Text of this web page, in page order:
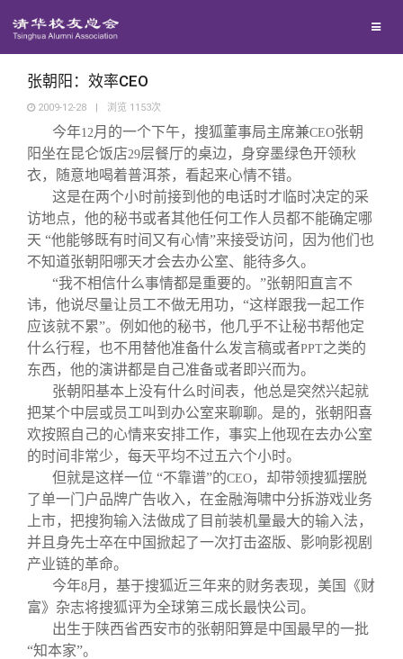
年级联络
院系校友工作
专业委员会
兴趣群体
西南联大校友会
回馈母校
捐赠项目
捐赠新闻
捐赠纪事
捐赠方法
义工计划
媒体平台
《清华校友通讯》
《水木清华》
我要订阅
新媒体平台
百年清华
清华人物
清华故事
青春风采
校友文苑
校友讲坛
校友视界
校友服务
终身学习
信息化服务
三创大赛
实用信息
校友总会
总会简介
会长致辞
总会章程
理事会名单
联系我们
关闭
张朝阳：效率CEO
2009-12-28 | 浏览 1153次
今年12月的一个下午，搜狐董事局主席兼CEO张朝
阳坐在昆仑饭店29层餐厅的桌边，身穿墨绿色开领秋
衣，随意地喝着普洱茶，看起来心情不错。
这是在两个小时前接到他的电话时才临时决定的采
访地点，他的秘书或者其他任何工作人员都不能确定哪
天 “他能够既有时间又有心情”来接受访问，因为他们也
不知道张朝阳哪天才会去办公室、能待多久。
“我不相信什么事情都是重要的。”张朝阳直言不
讳，他说尽量让员工不做无用功，“这样跟我一起工作
应该就不累”。例如他的秘书，他几乎不让秘书帮他定
什么行程，也不用替他准备什么发言稿或者PPT之类的
东西，他的演讲都是自己准备或者即兴而为。
张朝阳基本上没有什么时间表，他总是突然兴起就
把某个中层或员工叫到办公室来聊聊。是的，张朝阳喜
欢按照自己的心情来安排工作，事实上他现在去办公室
的时间非常少，每天平均不过五六个小时。
但就是这样一位 “不靠谱”的CEO ，却带领搜狐摆脱
了单一门户品牌广告收入，在金融海啸中分拆游戏业务
上市，把搜狗输入法做成了目前装机量最大的输入法，
并且身先士卒在中国掀起了一次打击盗版、影响影视剧
产业链的革命。
今年8月，基于搜狐近三年来的财务表现，美国《财
富》杂志将搜狐评为全球第三成长最快公司。
出生于陕西省西安市的张朝阳算是中国最早的一批
“知本家”。